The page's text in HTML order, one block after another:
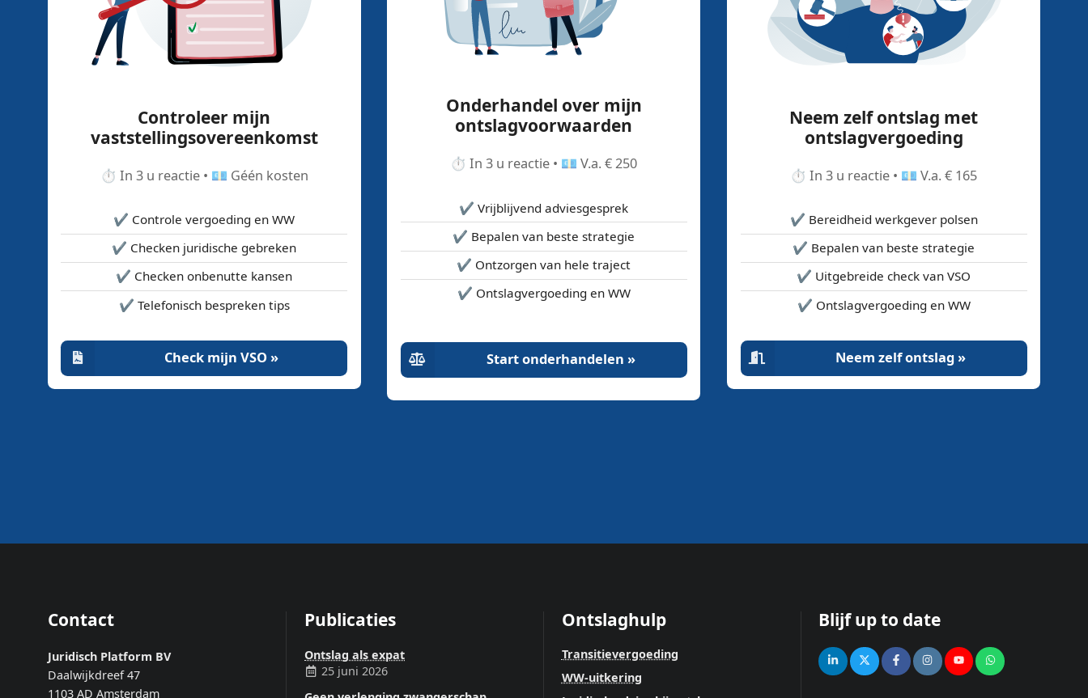
Controleer mijn
vaststellingsovereenkomst
⏱️ In 3 u reactie • 💶 Géén kosten
✔️ Controle vergoeding en WW
✔️ Checken juridische gebreken
✔️ Checken onbenutte kansen
✔️ Telefonisch bespreken tips
Check mijn VSO »
Onderhandel over mijn
ontslagvoorwaarden
⏱️ In 3 u reactie • 💶 V.a. € 250
✔️ Vrijblijvend adviesgesprek
✔️ Bepalen van beste strategie
✔️ Ontzorgen van hele traject
✔️ Ontslagvergoeding en WW
Start onderhandelen »
Neem zelf ontslag met
ontslagvergoeding
⏱️ In 3 u reactie • 💶 V.a. € 165
✔️ Bereidheid werkgever polsen
✔️ Bepalen van beste strategie
✔️ Uitgebreide check van VSO
✔️ Ontslagvergoeding en WW
Neem zelf ontslag »
Contact
Juridisch Platform BV
Daalwijkdreef 47
1103 AD Amsterdam
Publicaties
Ontslag als expat
25 juni 2026
Ontslaghulp
Transitievergoeding
WW-uitkering
Blijf up to date